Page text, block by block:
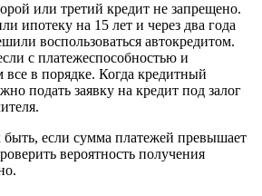
или третий кредит не запрещено.
ипотеку на 15 лет и через два года
воспользоваться автокредитом.
с платежеспособностью и
в порядке. Когда кредитный
подать заявку на кредит под залог
быть, если сумма платежей превышает
вероятность получения